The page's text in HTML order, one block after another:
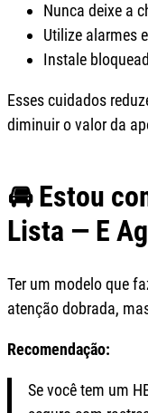
Nunca deixe a
Utilize alarmes
Instale
Esses cuidados
diminuir o valor da
🚘 Estou
Lista — E
Ter um modelo que
atenção dobrada,
Recomendação:
Se você tem um